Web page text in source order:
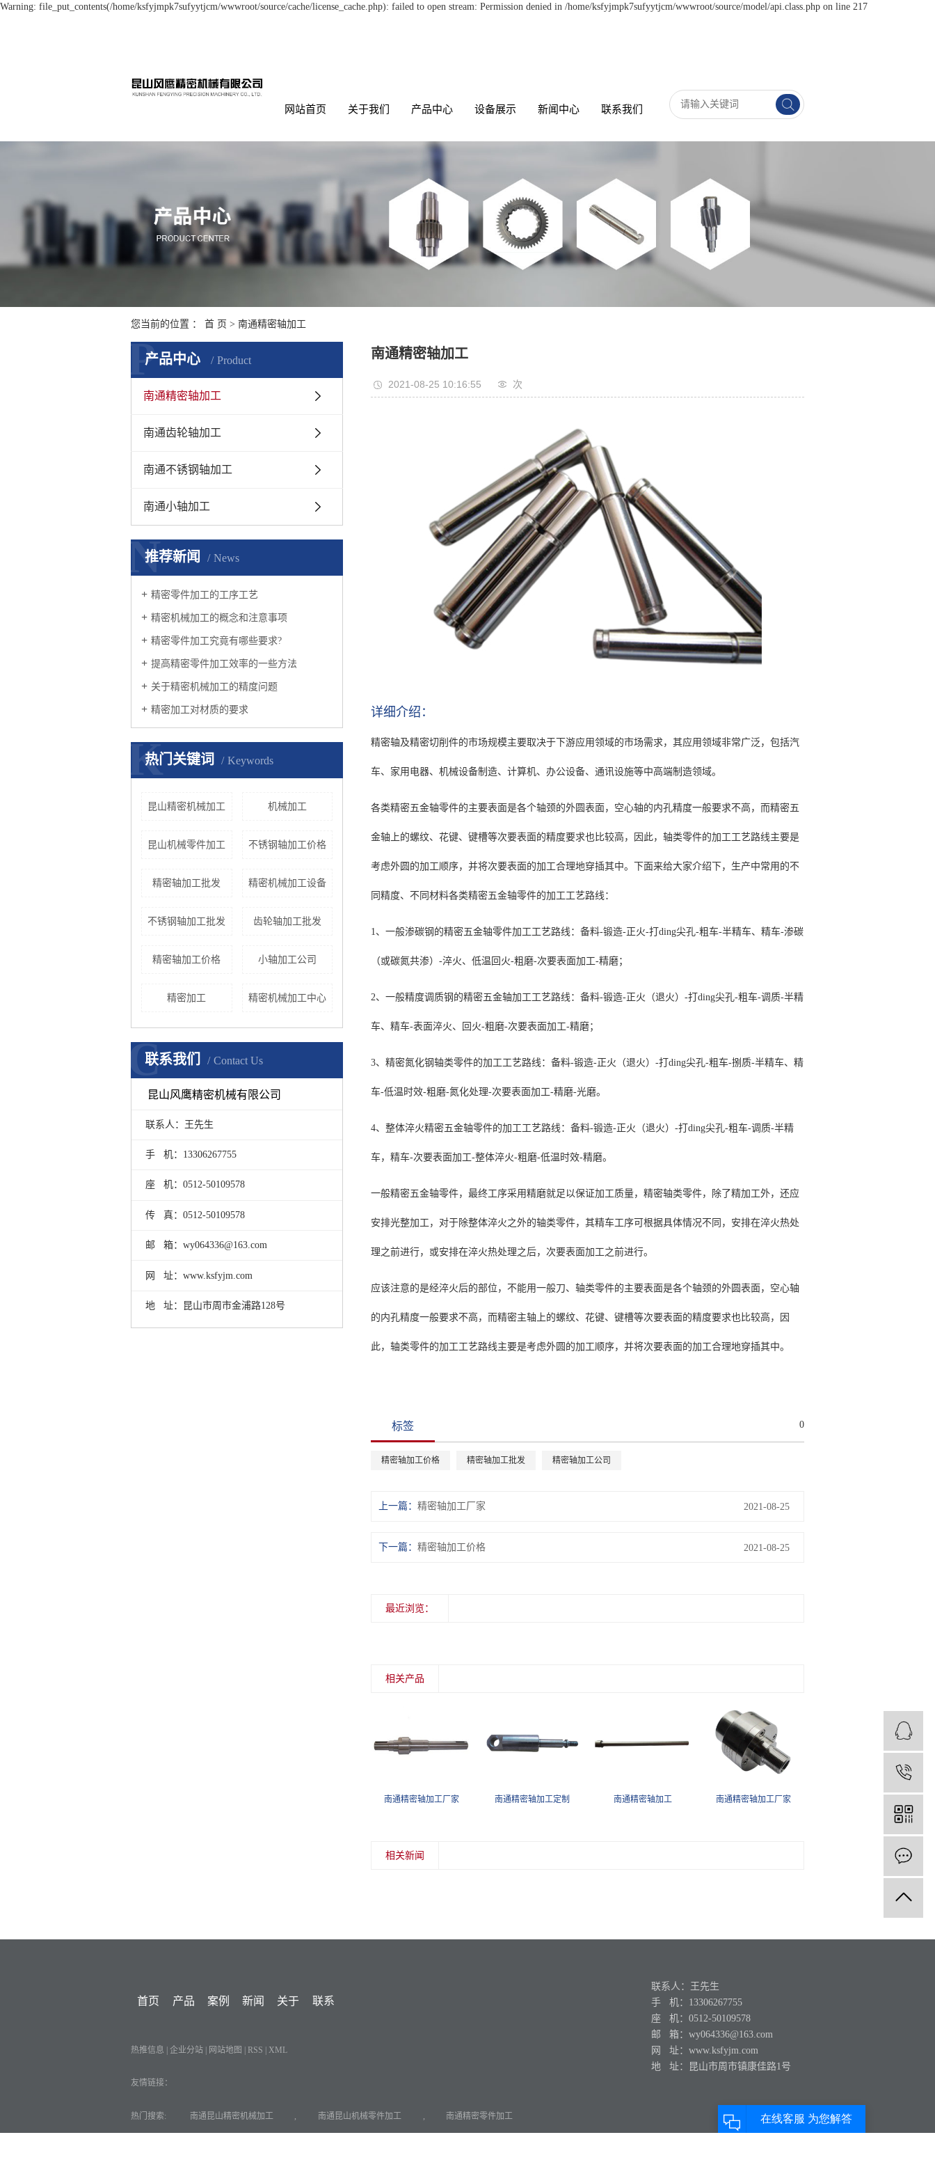
Warning: file_put_contents(/home/ksfyjmpk7sufyytjcm/wwwroot/source/cache/license_cache.php): failed to open stream: Permission denied in /home/ksfyjmpk7sufyytjcm/wwwroot/source/model/api.class.php on line 217
网站首页 关于我们 产品中心 设备展示 新闻中心 联系我们
您当前的位置 ：首 页 >南通精密轴加工
产品中心 Product
P
南通精密轴加工
南通齿轮轴加工
南通不锈钢轴加工
南通小轴加工
推荐新闻 News
N
精密零件加工的工序工艺
精密机械加工的概念和注意事项
精密零件加工究竟有哪些要求?
提高精密零件加工效率的一些方法
关于精密机械加工的精度问题
精密加工对材质的要求
热门关键词 Keywords
K
昆山精密机械加工 机械加工
昆山机械零件加工 不锈钢轴加工价格
精密轴加工批发 精密机械加工设备
不锈钢轴加工批发 齿轮轴加工批发
精密轴加工价格 小轴加工公司
精密加工 精密机械加工中心
联系我们 Contact Us
C
昆山风鹰精密机械有限公司
联系人：王先生
手 机：13306267755
座 机：0512-50109578
传 真：0512-50109578
邮 箱：wy064336@163.com
网 址：www.ksfyjm.com
地 址：昆山市周市金浦路128号
南通精密轴加工
2021-08-25 10:16:55 次
详细介绍：
精密轴及精密切削件的市场规模主要取决于下游应用领域的市场需求，其应用领域非常广泛，包括汽
车、家用电器、机械设备制造、计算机、办公设备、通讯设施等中高端制造领域。
各类精密五金轴零件的主要表面是各个轴颈的外圆表面，空心轴的内孔精度一般要求不高，而精密五
金轴上的螺纹、花键、键槽等次要表面的精度要求也比较高，因此，轴类零件的加工工艺路线主要是
考虑外圆的加工顺序，并将次要表面的加工合理地穿插其中。下面来给大家介绍下，生产中常用的不
同精度、不同材料各类精密五金轴零件的加工工艺路线：
1、一般渗碳钢的精密五金轴零件加工工艺路线：备料-锻造-正火-打ding尖孔-粗车-半精车、精车-渗碳
（或碳氮共渗）-淬火、低温回火-粗磨-次要表面加工-精磨；
2、一般精度调质钢的精密五金轴加工工艺路线：备料-锻造-正火（退火）-打ding尖孔-粗车-调质-半精
车、精车-表面淬火、回火-粗磨-次要表面加工-精磨；
3、精密氮化钢轴类零件的加工工艺路线：备料-锻造-正火（退火）-打ding尖孔-粗车-捌质-半精车、精
车-低温时效-粗磨-氮化处理-次要表面加工-精磨-光磨。
4、整体淬火精密五金轴零件的加工工艺路线：备料-锻造-正火（退火）-打ding尖孔-粗车-调质-半精
车，精车-次要表面加工-整体淬火-粗磨-低温时效-精磨。
一般精密五金轴零件，最终工序采用精磨就足以保证加工质量，精密轴类零件，除了精加工外，还应
安排光整加工，对于除整体淬火之外的轴类零件，其精车工序可根据具体情况不同，安排在淬火热处
理之前进行，或安排在淬火热处理之后，次要表面加工之前进行。
应该注意的是经淬火后的部位，不能用一般刀、轴类零件的主要表面是各个轴颈的外圆表面，空心轴
的内孔精度一般要求不高，而精密主轴上的螺纹、花键、键槽等次要表面的精度要求也比较高，因
此，轴类零件的加工工艺路线主要是考虑外圆的加工顺序，并将次要表面的加工合理地穿插其中。
标签 0
精密轴加工价格 精密轴加工批发 精密轴加工公司
上一篇：精密轴加工厂家 2021-08-25
下一篇：精密轴加工价格 2021-08-25
最近浏览：
相关产品
南通精密轴加工厂家 南通精密轴加工定制 南通精密轴加工 南通精密轴加工厂家
相关新闻
首页 产品 案例 新闻 关于 联系
热推信息 | 企业分站 | 网站地图 | RSS | XML
友情链接：
热门搜索: 南通昆山精密机械加工 , 南通昆山机械零件加工 , 南通精密零件加工
联系人：王先生
手 机：13306267755
座 机：0512-50109578
邮 箱：wy064336@163.com
网 址：www.ksfyjm.com
地 址：昆山市周市镇康佳路1号